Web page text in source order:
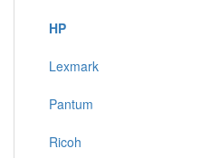
HP
Lexmark
Pantum
Ricoh